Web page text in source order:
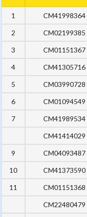
1 CM41998364
2 CM02199385
3 CM01151367
4 CM41305716
5 CM03990728
6 CM01094549
7 CM41989534
CM41414029
9 CM04093487
10 CM41373590
11 CM01151368
CM22480479